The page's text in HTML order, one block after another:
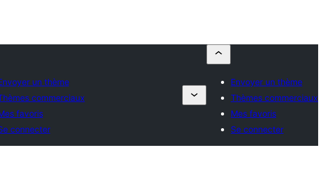
un thème
commerciaux
favoris
connecter
Envoyer un thème
Thèmes commerciaux
Mes favoris
Se connecter